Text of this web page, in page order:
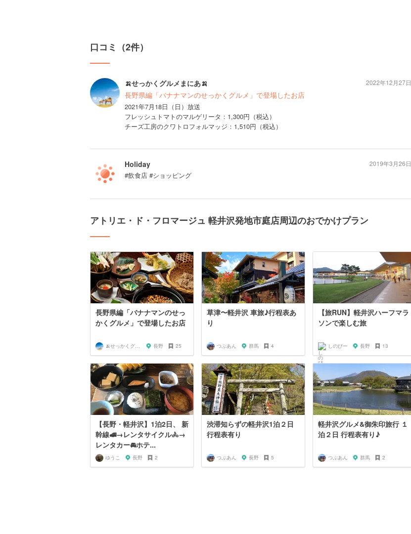
口コミ（2件）
🍌せっかくグルメまにあ🍌
長野県編「バナナマンのせっかくグルメ」で登場したお店
2021年7月18日（日）放送
フレッシュトマトのマルゲリータ：1,300円（税込）
チーズ工房のクワトロフォルマッジ：1,510円（税込）
2022年12月27日
Holiday
#飲食店 #ショッピング
2019年3月26日
アトリエ・ド・フロマージュ 軽井沢発地市庭店周辺のおでかけプラン
長野県編「バナナマンのせっ
かくグルメ」で登場したお店
🍌せっかくグルメまにあ🍌 長野 25
草津〜軽井沢 車旅♪行程表あ
り
つぶあん 群馬 4
【旅RUN】軽井沢ハーフマラ
ソンで楽しむ旅
しのびー 長野 13
【長野・軽井沢】1泊2日、 新
幹線🚅→レンタサイクル🚴→
レンタカー🚘ホテ...
ゆうこ 長野 2
渋滞知らずの軽井沢1泊２日
行程表有り
つぶあん 長野 5
軽井沢グルメ&御朱印旅行 １
泊２日 行程表有り♪
つぶあん 群馬 2